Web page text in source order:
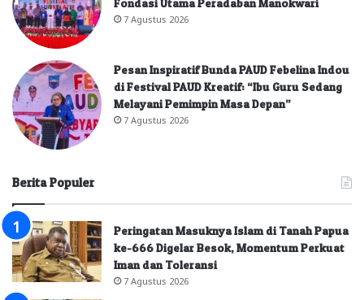
7 Agustus 2026
Pesan Inspiratif Bunda PAUD Febelina Indou
di Festival PAUD Kreatif: “Ibu Guru Sedang
Melayani Pemimpin Masa Depan”
7 Agustus 2026
Berita Populer
Peringatan Masuknya Islam di Tanah Papua
ke-666 Digelar Besok, Momentum Perkuat
Iman dan Toleransi
7 Agustus 2026